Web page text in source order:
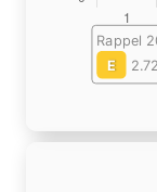
Rappel
E
2.72